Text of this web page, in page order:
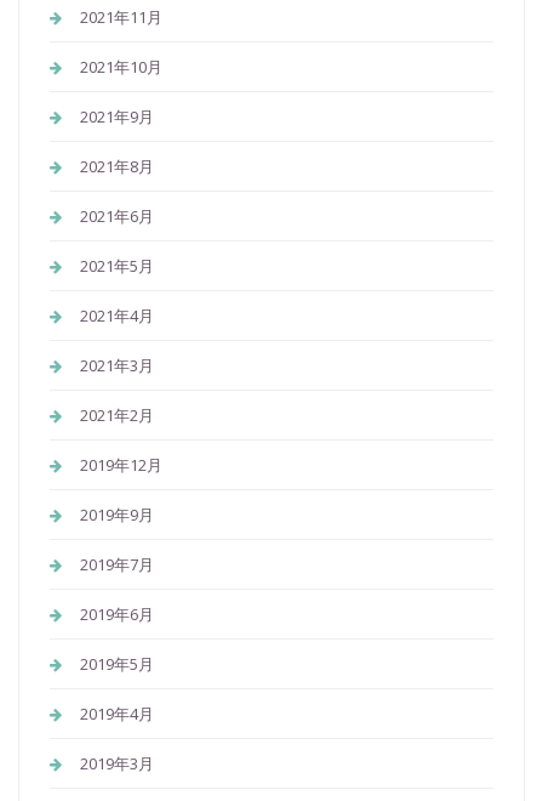
2021年11月
2021年10月
2021年9月
2021年8月
2021年6月
2021年5月
2021年4月
2021年3月
2021年2月
2019年12月
2019年9月
2019年7月
2019年6月
2019年5月
2019年4月
2019年3月